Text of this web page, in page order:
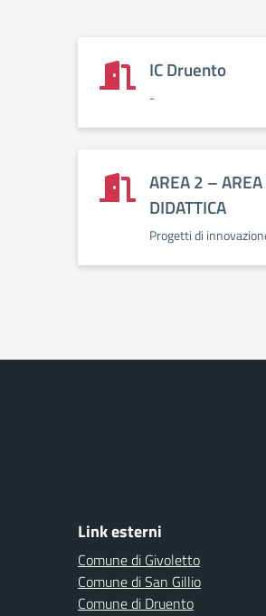
IC Druento
-
AREA 2 –
DIDATTICA
Progetti di
Link esterni
Comune di Givoletto
Comune di San Gillio
Comune di Druento